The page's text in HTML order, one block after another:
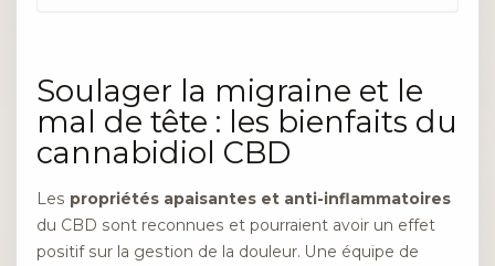
Soulager la migraine et le
mal de tête : les bienfaits du
cannabidiol CBD
Les propriétés apaisantes et anti-inflammatoires
du CBD sont reconnues et pourraient avoir un effet
positif sur la gestion de la douleur. Une équipe de